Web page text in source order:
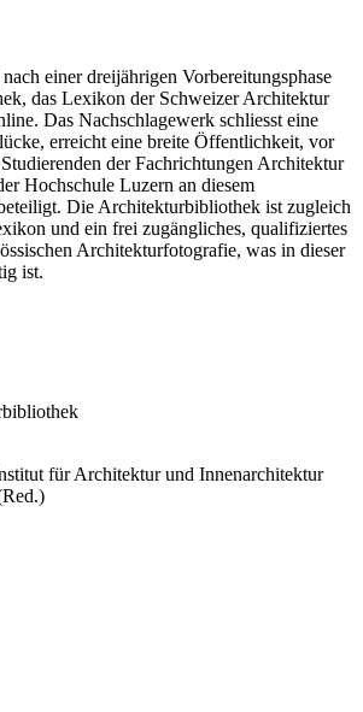
einer dreijährigen Vorbereitungsphase
das Lexikon der Schweizer Architektur
Das Nachschlagewerk schliesst eine
erreicht eine breite Öffentlichkeit, vor
der Fachrichtungen Architektur
Hochschule Luzern an diesem
Die Architekturbibliothek ist zugleich
und ein frei zugängliches, qualifiziertes
Architekturfotografie, was in dieser
ist.
für Architektur und Innenarchitektur